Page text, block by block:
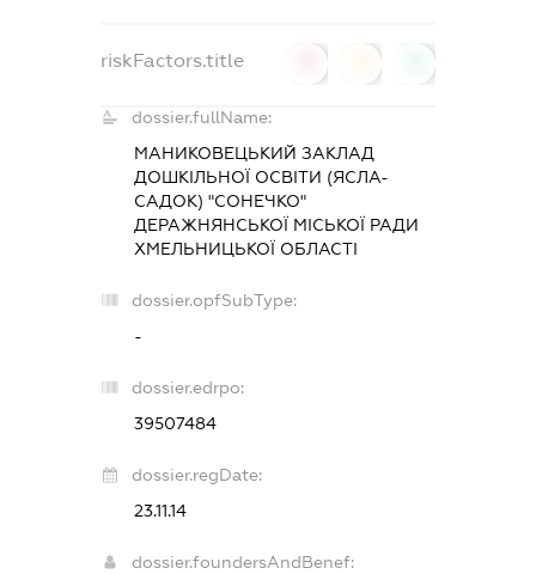
riskFactors.title
dossier.fullName:
МАНИКОВЕЦЬКИЙ ЗАКЛАД
ДОШКІЛЬНОЇ ОСВІТИ (ЯСЛА-
САДОК) "СОНЕЧКО"
ДЕРАЖНЯНСЬКОЇ МІСЬКОЇ РАДИ
ХМЕЛЬНИЦЬКОЇ ОБЛАСТІ
dossier.opfSubType:
-
dossier.edrpo:
39507484
dossier.regDate:
23.11.14
dossier.foundersAndBenef: